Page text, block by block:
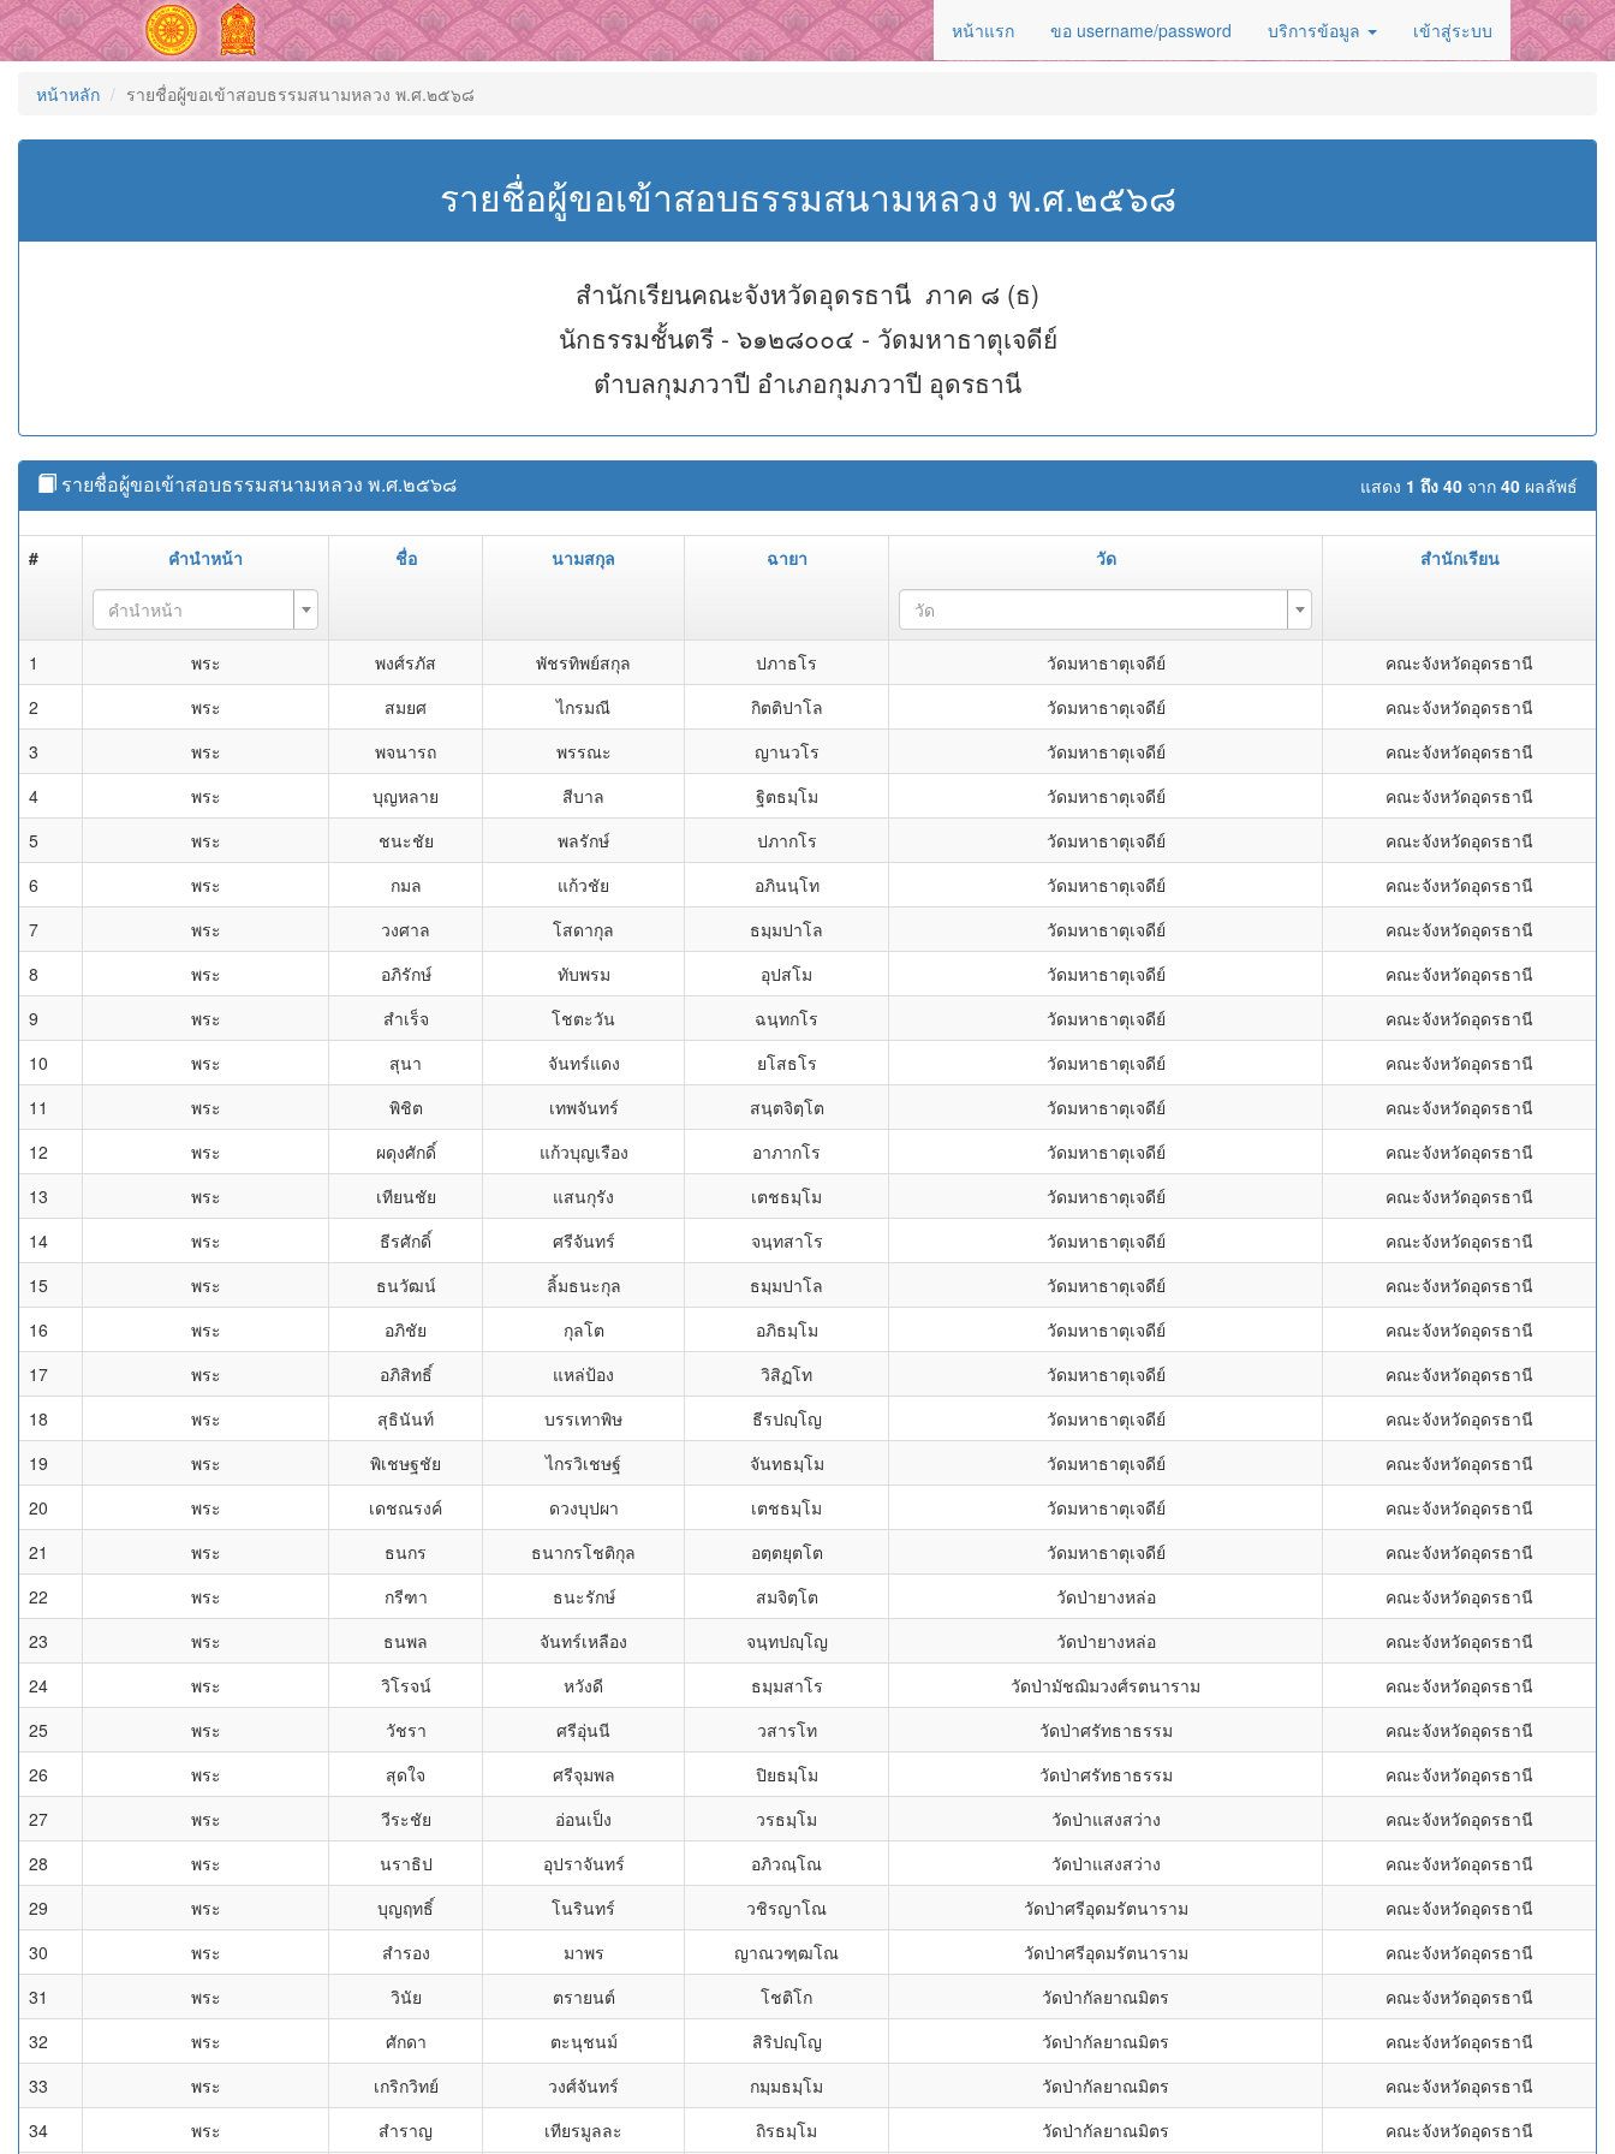
หน้าแรก ขอ username/password บริการข้อมูล เข้าสู่ระบบ
หน้าหลัก รายชื่อผู้ขอเข้าสอบธรรมสนามหลวง พ.ศ.๒๕๖๘
รายชื่อผู้ขอเข้าสอบธรรมสนามหลวง พ.ศ.๒๕๖๘
สำนักเรียนคณะจังหวัดอุดรธานี ภาค ๘ (ธ)
นักธรรมชั้นตรี - ๖๑๒๘๐๐๔ - วัดมหาธาตุเจดีย์
ตำบลกุมภวาปี อำเภอกุมภวาปี อุดรธานี
แสดง 1 ถึง 40 จาก 40 ผลลัพธ์
รายชื่อผู้ขอเข้าสอบธรรมสนามหลวง พ.ศ.๒๕๖๘
# คำนำหน้า ชื่อ นามสกุล ฉายา วัด สำนักเรียน
คำนำหน้า วัด
1 พระ พงศ์รภัส พัชรทิพย์สกุล ปภาธโร วัดมหาธาตุเจดีย์
คณะจังหวัดอุดรธานี
2
พระ สมยศ ไกรมณี กิตติปาโล วัดมหาธาตุเจดีย์
คณะจังหวัดอุดรธานี
3
พระ พจนารถ พรรณะ ญานวโร วัดมหาธาตุเจดีย์
คณะจังหวัดอุดรธานี
4
พระ บุญหลาย สีบาล ฐิตธมฺโม วัดมหาธาตุเจดีย์
คณะจังหวัดอุดรธานี
5
พระ ชนะชัย พลรักษ์ ปภากโร วัดมหาธาตุเจดีย์
คณะจังหวัดอุดรธานี
6
พระ กมล แก้วชัย อภินนฺโท วัดมหาธาตุเจดีย์
คณะจังหวัดอุดรธานี
7
พระ วงศาล โสดากุล ธมฺมปาโล วัดมหาธาตุเจดีย์
คณะจังหวัดอุดรธานี
8
พระ อภิรักษ์ ทับพรม อุปสโม วัดมหาธาตุเจดีย์
คณะจังหวัดอุดรธานี
9
พระ สำเร็จ โชตะวัน ฉนฺทกโร วัดมหาธาตุเจดีย์
คณะจังหวัดอุดรธานี
10
พระ สุนา จันทร์แดง ยโสธโร วัดมหาธาตุเจดีย์
คณะจังหวัดอุดรธานี
11
พระ พิชิต เทพจันทร์ สนฺตจิตฺโต วัดมหาธาตุเจดีย์
คณะจังหวัดอุดรธานี
12
พระ ผดุงศักดิ์ แก้วบุญเรือง อาภากโร วัดมหาธาตุเจดีย์
คณะจังหวัดอุดรธานี
13
พระ เทียนชัย แสนกุรัง เตชธมฺโม วัดมหาธาตุเจดีย์
คณะจังหวัดอุดรธานี
14
พระ ธีรศักดิ์ ศรีจันทร์ จนฺทสาโร วัดมหาธาตุเจดีย์
คณะจังหวัดอุดรธานี
15
พระ ธนวัฒน์ ลิ้มธนะกุล ธมฺมปาโล วัดมหาธาตุเจดีย์
คณะจังหวัดอุดรธานี
16
พระ อภิชัย กุลโต อภิธมฺโม วัดมหาธาตุเจดีย์
คณะจังหวัดอุดรธานี
17
พระ อภิสิทธิ์ แหล่ป้อง วิสิฏโท วัดมหาธาตุเจดีย์
คณะจังหวัดอุดรธานี
18
พระ สุธินันท์ บรรเทาพิษ ธีรปญฺโญ วัดมหาธาตุเจดีย์
คณะจังหวัดอุดรธานี
19
พระ พิเชษฐชัย ไกรวิเชษฐ์ จันทธมฺโม วัดมหาธาตุเจดีย์
คณะจังหวัดอุดรธานี
20
พระ เดชณรงค์ ดวงบุปผา เตชธมฺโม วัดมหาธาตุเจดีย์
คณะจังหวัดอุดรธานี
21
พระ ธนกร ธนากรโชติกุล อตฺตยุตโต วัดมหาธาตุเจดีย์
คณะจังหวัดอุดรธานี
22
พระ กรีฑา ธนะรักษ์ สมจิตฺโต วัดป่ายางหล่อ
คณะจังหวัดอุดรธานี
23
พระ ธนพล จันทร์เหลือง จนฺทปญฺโญ วัดป่ายางหล่อ
คณะจังหวัดอุดรธานี
24
พระ วิโรจน์ หวังดี ธมฺมสาโร วัดป่ามัชฌิมวงศ์รตนาราม
คณะจังหวัดอุดรธานี
25
พระ วัชรา ศรีอุ่นนี วสารโท วัดป่าศรัทธาธรรม
คณะจังหวัดอุดรธานี
26
พระ สุดใจ ศรีจุมพล ปิยธมฺโม วัดป่าศรัทธาธรรม
คณะจังหวัดอุดรธานี
27
พระ วีระชัย อ่อนเป็ง วรธมฺโม วัดป่าแสงสว่าง
คณะจังหวัดอุดรธานี
28
พระ นราธิป อุปราจันทร์ อภิวณฺโณ วัดป่าแสงสว่าง
คณะจังหวัดอุดรธานี
29
พระ บุญฤทธิ์ โนรินทร์ วชิรญาโณ วัดป่าศรีอุดมรัตนาราม
คณะจังหวัดอุดรธานี
30
พระ สำรอง มาพร ญาณวฑฺฒโณ วัดป่าศรีอุดมรัตนาราม
คณะจังหวัดอุดรธานี
31
พระ วินัย ตรายนต์ โชติโก วัดป่ากัลยาณมิตร
คณะจังหวัดอุดรธานี
32
พระ ศักดา ตะนุชนม์ สิริปญฺโญ วัดป่ากัลยาณมิตร
คณะจังหวัดอุดรธานี
33
พระ เกริกวิทย์ วงศ์จันทร์ กมฺมธมฺโม วัดป่ากัลยาณมิตร
คณะจังหวัดอุดรธานี
34
พระ สำราญ เทียรมูลละ ถิรธมฺโม วัดป่ากัลยาณมิตร คณะจังหวัดอุดรธานี